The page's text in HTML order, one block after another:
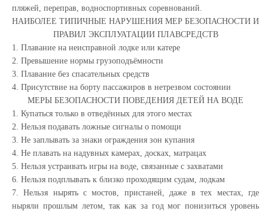
пляжей, переправ, водноспортивных соревнований.
НАИБОЛЕЕ ТИПИЧНЫЕ НАРУШЕНИЯ МЕР БЕЗОПАСНОСТИ И
ПРАВИЛ ЭКСПЛУАТАЦИИ ПЛАВСРЕДСТВ
1. Плавание на неисправной лодке или катере
2. Превышение нормы грузоподъёмности
3. Плавание без спасательных средств
4. Присутствие на борту пассажиров в нетрезвом состоянии
МЕРЫ БЕЗОПАСНОСТИ ПОВЕДЕНИЯ ДЕТЕЙ НА ВОДЕ
1. Купаться только в отведённых для этого местах
2. Нельзя подавать ложные сигналы о помощи
3. Не заплывать за знаки ограждения зон купания
4. Не плавать на надувных камерах, досках, матрацах
5. Нельзя устраивать игры на воде, связанные с захватами
6. Нельзя подплывать к близко проходящим судам, лодкам
7. Нельзя нырять с мостов, пристаней, даже в тех местах, где
ныряли прошлым летом, так как за год мог понизиться уровень